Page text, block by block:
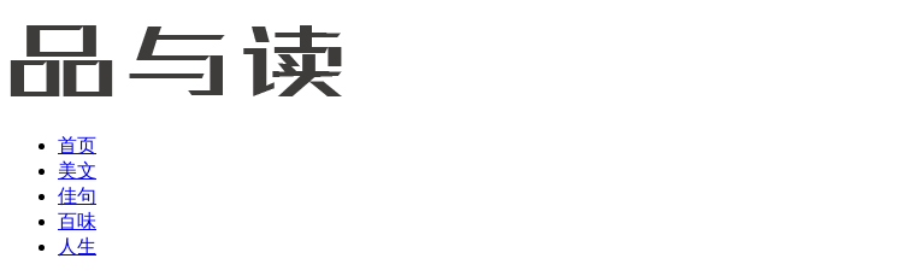
首页
美文
佳句
百味
人生